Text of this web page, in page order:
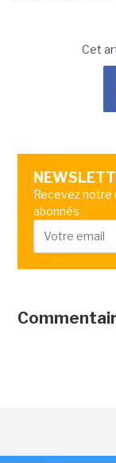
Cet
Recevez
abonnés